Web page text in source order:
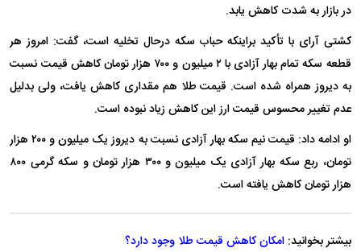
در بازار به شدت کاهش یابد.
کشتی آرای با تأکید براینکه حباب سکه درحال تخلیه است، گفت: امروز هر
قطعه سکه تمام بهار آزادی با ۲ میلیون و ۷۰۰ هزار تومان کاهش قیمت نسبت
به دیروز همراه شده است. قیمت طلا هم مقداری کاهش یافت، ولی بدلیل
عدم تغییر محسوس قیمت ارز این کاهش زیاد نبوده است.
او ادامه داد: قیمت نیم سکه بهار آزادی نسبت به دیروز یک میلیون و ۲۰۰ هزار
تومان، ربع سکه بهار آزادی یک میلیون و ۳۰۰ هزار تومان و سکه گرمی ۸۰۰
هزار تومان کاهش یافته است.
بیشتر بخوانید:امکان کاهش قیمت طلا وجود دارد؟